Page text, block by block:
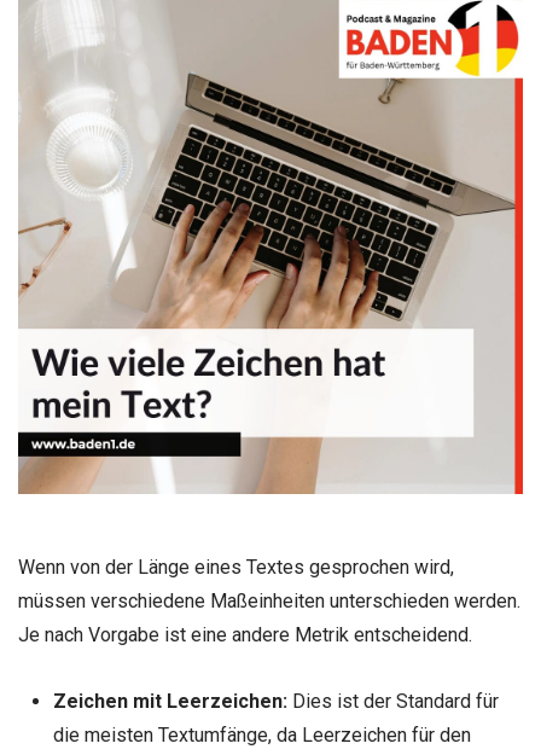
Wenn von der Länge eines Textes gesprochen wird,
müssen verschiedene Maßeinheiten unterschieden werden.
Je nach Vorgabe ist eine andere Metrik entscheidend.
Zeichen mit Leerzeichen:Dies ist der Standard für
die meisten Textumfänge, da Leerzeichen für den